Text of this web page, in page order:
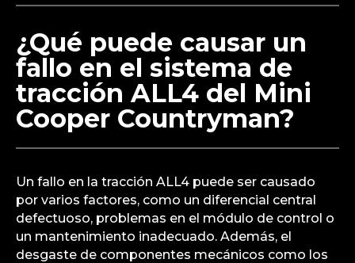
¿Qué puede causar un
fallo en el sistema de
tracción ALL4 del Mini
Cooper Countryman?
Un fallo en la tracción ALL4 puede ser causado
por varios factores, como un diferencial central
defectuoso, problemas en el módulo de control o
un mantenimiento inadecuado. Además, el
desgaste de componentes mecánicos como los